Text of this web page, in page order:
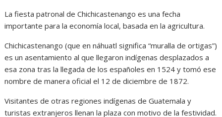
La fiesta patronal de Chichicastenango es una fecha
importante para la economía local, basada en la agricultura.
Chichicastenango (que en náhuatl significa “muralla de ortigas”)
es un asentamiento al que llegaron indígenas desplazados a
esa zona tras la llegada de los españoles en 1524 y tomó ese
nombre de manera oficial el 12 de diciembre de 1872.
Visitantes de otras regiones indígenas de Guatemala y
turistas extranjeros llenan la plaza con motivo de la festividad.